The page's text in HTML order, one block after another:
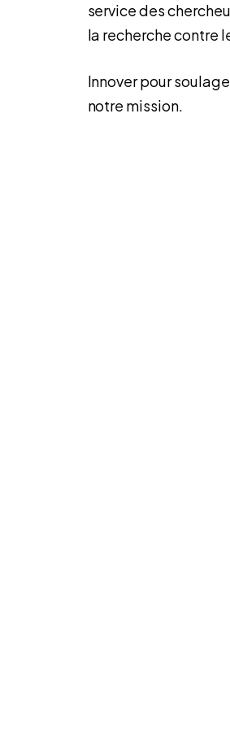
service des
la recherche contre
Innover pour
notre mission.